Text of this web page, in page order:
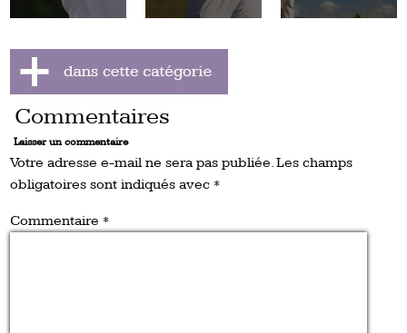
Commentaires
Laisser un commentaire
Votre adresse e-mail ne sera pas publiée.Les champs
obligatoires sont indiqués avec *
Commentaire *